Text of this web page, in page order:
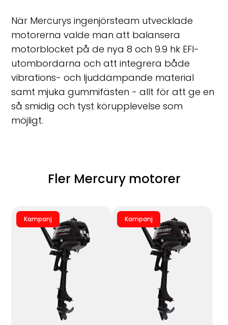
När Mercurys ingenjörsteam utvecklade
motorerna valde man att balansera
motorblocket på de nya 8 och 9.9 hk EFI-
utombordarna och att integrera både
vibrations- och ljuddämpande material
samt mjuka gummifästen - allt för att ge en
så smidig och tyst körupplevelse som
möjligt.
Fler Mercury motorer
Kampanj Kampanj